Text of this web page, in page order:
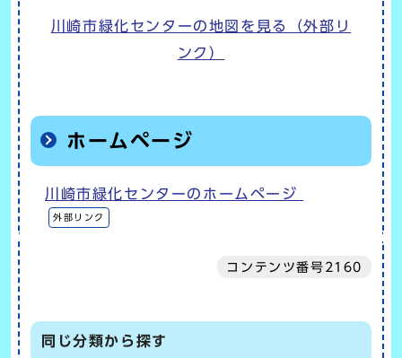
川崎市緑化センターの地図を見る（外部リ
ンク）
ホームページ
川崎市緑化センターのホームページ
外部リンク
コンテンツ番号2160
同じ分類から探す